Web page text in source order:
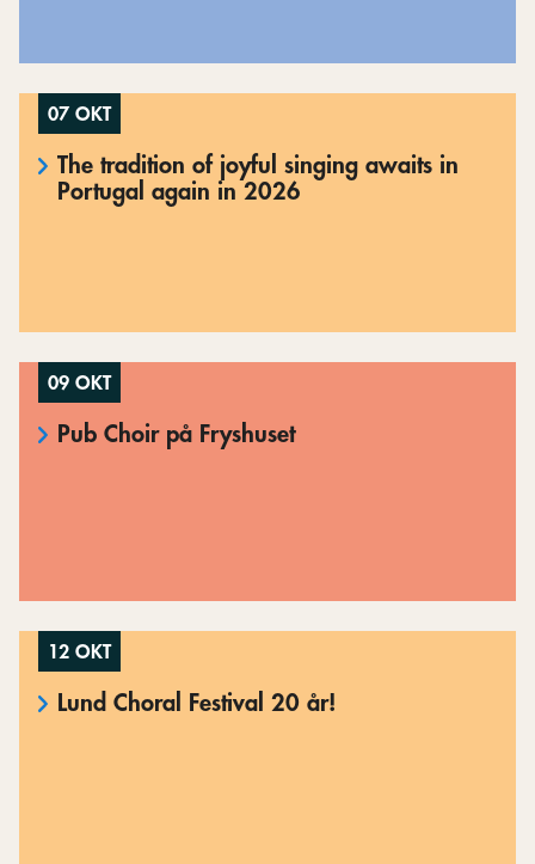
07 OKT
The tradition of joyful singing awaits in
Portugal again in 2026
09 OKT
Pub Choir på Fryshuset
12 OKT
Lund Choral Festival 20 år!